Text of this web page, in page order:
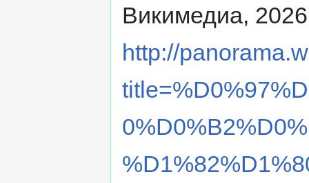
Викимедиа,
http://